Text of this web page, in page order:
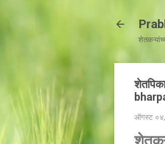
ऑगस्ट